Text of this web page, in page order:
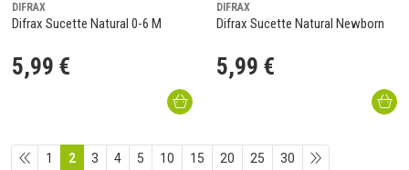
DIFRAX
Difrax Sucette Natural 0-6 M
5,99 €
DIFRAX
Difrax Sucette Natural Newborn
5,99 €
1 2 3 4 5 10 15 20 25 30